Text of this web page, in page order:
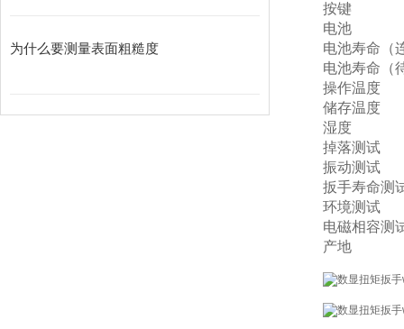
为什么要测量表面粗糙度
按键
电池
电池寿命（
电池寿命（
操作温度
储存温度
湿度
掉落测试
振动测试
扳手寿命测
环境测试
电磁相容测
产地